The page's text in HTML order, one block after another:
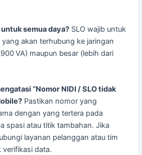
semua daya? SLO wajib untuk
akan terhubung ke jaringan
VA) maupun besar (lebih dari
“Nomor NIDI / SLO tidak
Pastikan nomor yang
dengan yang tertera pada
spasi atau titik tambahan. Jika
layanan pelanggan atau tim
data.